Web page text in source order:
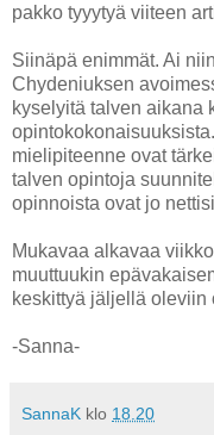
pakko tyyytyä viiteen
Siinäpä enimmät. Ai
Chydeniuksen
kyselyitä talven aikana
mielipiteenne ovat
talven opintoja
opinnoista ovat jo
Mukavaa alkavaa
muuttuukin
keskittyä jäljellä oleviin
-Sanna-
SannaK klo 18.20